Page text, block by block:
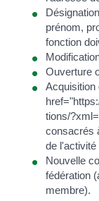
prénom,
fonction
Ouverture
Acquisition
tions/
consacrés
de l'activité
Nouvelle
fédération
membre).